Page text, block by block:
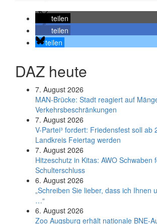
teilen
teilen
teilen
DAZ heute
7. August 2026
MAN-Brücke: Stadt reagiert auf
Verkehrsbeschränkungen
7. August 2026
V-Partei­³ fordert: Friedens­fest soll ab
Land­kreis Feier­tag werden
7. August 2026
Hitzeschutz in Kitas: AWO Schwaben
Schulterschluss
6. August 2026
„Schreiben Sie lieber, dass ich Ihnen
…“
6. August 2026
Zoo Augsburg erhält nationale BNE-